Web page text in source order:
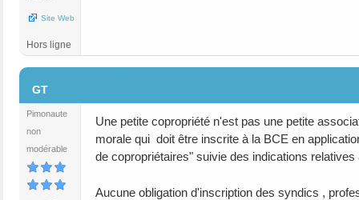
Site Web
Hors ligne
GT
Pimonaute
non
modérable
Une petite copropriété n'est pas une petite
morale qui doit être inscrite à la BCE en
de copropriétaires" suivie des indications
Aucune obligation d'inscription des syndics ,